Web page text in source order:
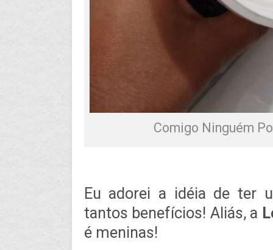
Comigo Ninguém
Eu adorei a idéia de ter
tantos benefícios! Aliás, a
é meninas!